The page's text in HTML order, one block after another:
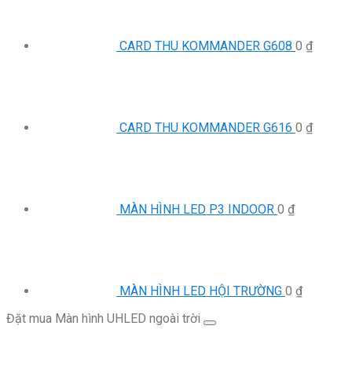
CARD THU KOMMANDER G608 0 ₫
CARD THU KOMMANDER G616 0 ₫
MÀN HÌNH LED P3 INDOOR 0 ₫
MÀN HÌNH LED HỘI TRƯỜNG 0 ₫
Đặt mua Màn hình UHLED ngoài trời